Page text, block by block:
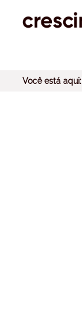
Você está aqui: